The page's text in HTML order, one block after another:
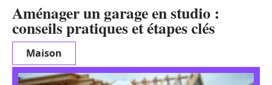
Aménager un garage en studio :
conseils pratiques et étapes clés
Maison